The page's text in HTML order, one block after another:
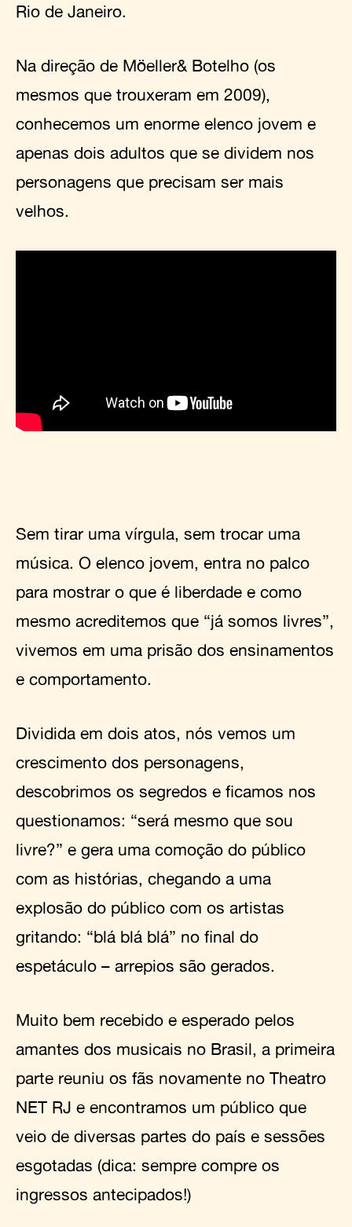
Rio de Janeiro.
Na direção de Möeller& Botelho (os
mesmos que trouxeram em 2009),
conhecemos um enorme elenco jovem e
apenas dois adultos que se dividem nos
personagens que precisam ser mais
velhos.
Sem tirar uma vírgula, sem trocar uma
música. O elenco jovem, entra no palco
para mostrar o que é liberdade e como
mesmo acreditemos que “já somos livres”,
vivemos em uma prisão dos ensinamentos
e comportamento.
Dividida em dois atos, nós vemos um
crescimento dos personagens,
descobrimos os segredos e ficamos nos
questionamos: “será mesmo que sou
livre?” e gera uma comoção do público
com as histórias, chegando a uma
explosão do público com os artistas
gritando: “blá blá blá” no final do
espetáculo – arrepios são gerados.
Muito bem recebido e esperado pelos
amantes dos musicais no Brasil, a primeira
parte reuniu os fãs novamente no Theatro
NET RJ e encontramos um público que
veio de diversas partes do país e sessões
esgotadas (dica: sempre compre os
ingressos antecipados!)